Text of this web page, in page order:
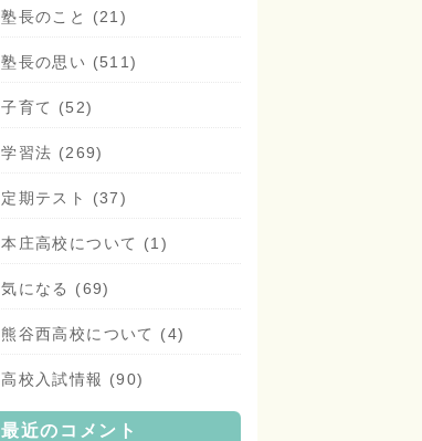
塾長のこと (21)
塾長の思い (511)
子育て (52)
学習法 (269)
定期テスト (37)
本庄高校について (1)
気になる (69)
熊谷西高校について (4)
高校入試情報 (90)
最近のコメント